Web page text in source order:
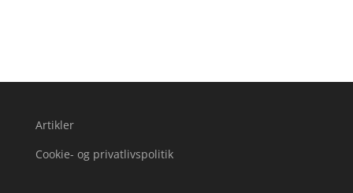
Artikler
Cookie- og privatlivspolitik